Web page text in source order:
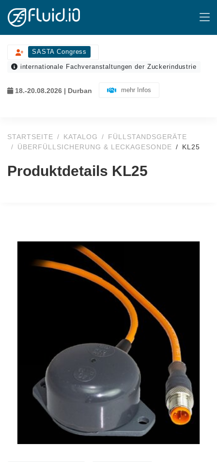
SASTA Congress
internationale Fachveranstaltungen der Zuckerindustrie
18.-20.08.2026 | Durban mehr Infos
STARTSEITE KATALOG
FÜLLSTANDSGERÄTE
ÜBERFÜLLSICHERUNG & LECKAGESONDE
KL25
Produktdetails KL25